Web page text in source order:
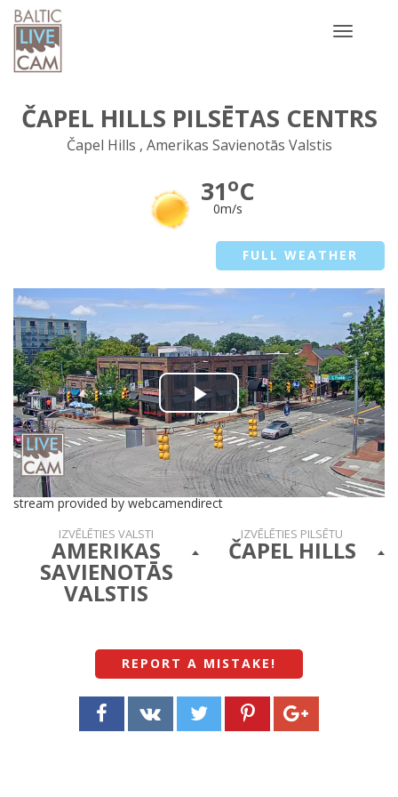
Toggle
ČAPEL HILLS PILSĒTAS CENTRS
Čapel Hills , Amerikas Savienotās Valstis
31oC
0m/s
FULL WEATHER
Play
Video
stream provided by webcamendirect
IZVĒLĒTIES VALSTI
AMERIKAS
SAVIENOTĀS
VALSTIS
IZVĒLĒTIES PILSĒTU
ČAPEL HILLS
REPORT A MISTAKE !